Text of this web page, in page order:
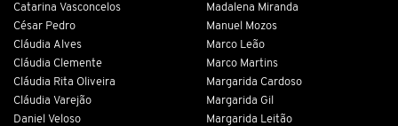
Catarina Vasconcelos
César Pedro
Cláudia Alves
Cláudia Clemente
Cláudia Rita Oliveira
Cláudia Varejão
Daniel Veloso
Madalena Miranda
Manuel Mozos
Marco Leão
Marco Martins
Margarida Cardoso
Margarida Gil
Margarida Leitão